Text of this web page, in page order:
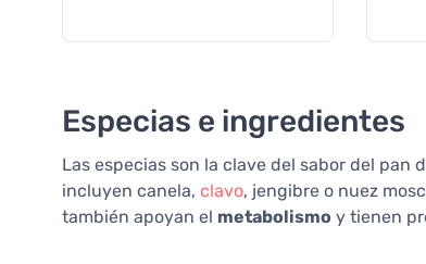
Especias e ingredientes
Las especias son la clave del sabor del pan
incluyen canela, clavo, jengibre o nuez
también apoyan el metabolismo y tienen